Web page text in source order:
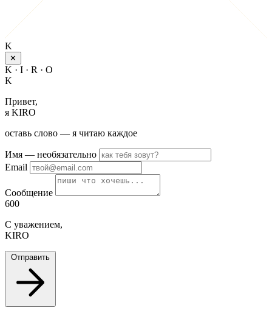
K
✕
K · I · R · O
K
Привет,
я KIRO
оставь слово — я читаю каждое
Имя — необязательно
Email
Сообщение
600
С уважением,
KIRO
Отправить